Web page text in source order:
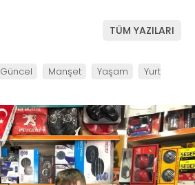
TÜM YAZILARI
Güncel Manşet Yaşam
Yurt